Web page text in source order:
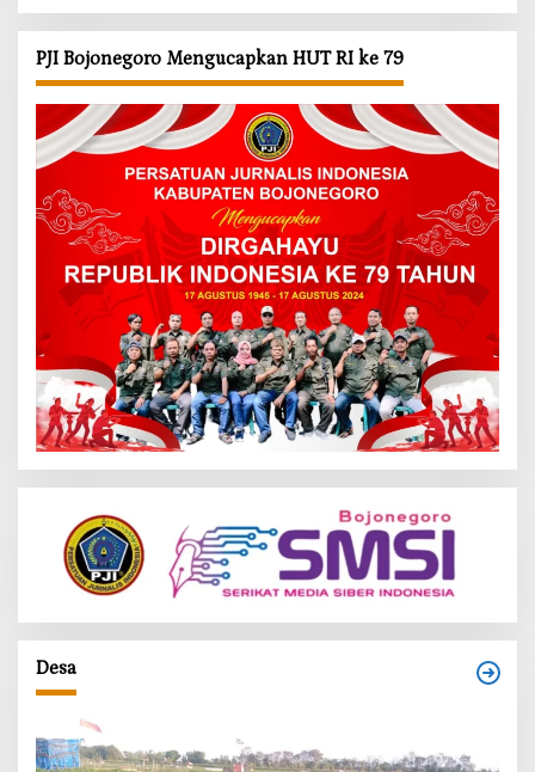
PJI Bojonegoro Mengucapkan HUT RI ke 79
Desa